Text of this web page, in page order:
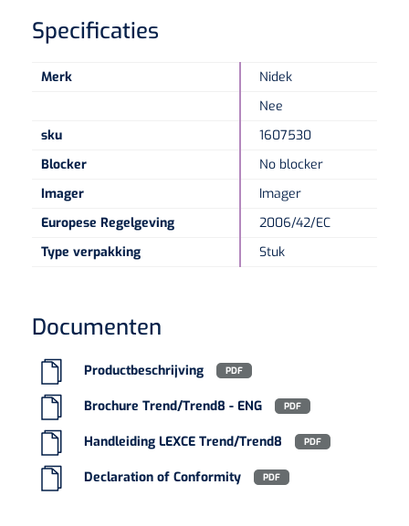
Specificaties
Merk
Nidek
Nee
sku
1607530
Blocker
No blocker
Imager
Imager
Europese Regelgeving
2006/42/EC
Type verpakking
Stuk
Documenten
Productbeschrijving PDF
Brochure Trend/Trend8 - ENG PDF
Handleiding LEXCE Trend/Trend8 PDF
Declaration of Conformity PDF